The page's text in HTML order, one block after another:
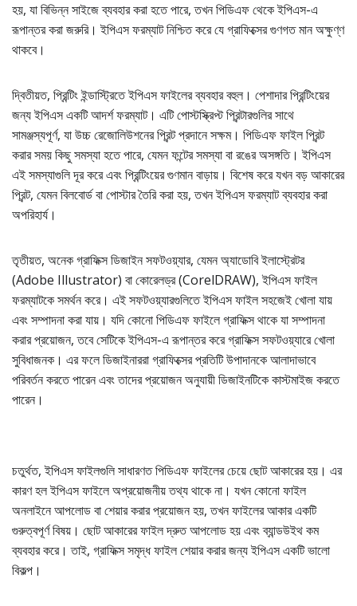
হয়, যা বিভিন্ন সাইজে ব্যবহার করা হতে পারে, তখন পিডিএফ থেকে ইপিএস-এ
রূপান্তর করা জরুরি। ইপিএস ফরম্যাট নিশ্চিত করে যে গ্রাফিক্সের গুণগত মান অক্ষুণ্ণ
থাকবে।
দ্বিতীয়ত, প্রিন্টিং ইন্ডাস্ট্রিতে ইপিএস ফাইলের ব্যবহার বহুল। পেশাদার প্রিন্টিংয়ের
জন্য ইপিএস একটি আদর্শ ফরম্যাট। এটি পোস্টস্ক্রিপ্ট প্রিন্টারগুলির সাথে
সামঞ্জস্যপূর্ণ, যা উচ্চ রেজোলিউশনের প্রিন্ট প্রদানে সক্ষম। পিডিএফ ফাইল প্রিন্ট
করার সময় কিছু সমস্যা হতে পারে, যেমন ফন্টের সমস্যা বা রঙের অসঙ্গতি। ইপিএস
এই সমস্যাগুলি দূর করে এবং প্রিন্টিংয়ের গুণমান বাড়ায়। বিশেষ করে যখন বড় আকারের
প্রিন্ট, যেমন বিলবোর্ড বা পোস্টার তৈরি করা হয়, তখন ইপিএস ফরম্যাট ব্যবহার করা
অপরিহার্য।
তৃতীয়ত, অনেক গ্রাফিক্স ডিজাইন সফটওয়্যার, যেমন অ্যাডোবি ইলাস্ট্রেটর
(Adobe Illustrator) বা কোরেলড্র (CorelDRAW), ইপিএস ফাইল
ফরম্যাটকে সমর্থন করে। এই সফটওয়্যারগুলিতে ইপিএস ফাইল সহজেই খোলা যায়
এবং সম্পাদনা করা যায়। যদি কোনো পিডিএফ ফাইলে গ্রাফিক্স থাকে যা সম্পাদনা
করার প্রয়োজন, তবে সেটিকে ইপিএস-এ রূপান্তর করে গ্রাফিক্স সফটওয়্যারে খোলা
সুবিধাজনক। এর ফলে ডিজাইনাররা গ্রাফিক্সের প্রতিটি উপাদানকে আলাদাভাবে
পরিবর্তন করতে পারেন এবং তাদের প্রয়োজন অনুযায়ী ডিজাইনটিকে কাস্টমাইজ করতে
পারেন।
চতুর্থত, ইপিএস ফাইলগুলি সাধারণত পিডিএফ ফাইলের চেয়ে ছোট আকারের হয়। এর
কারণ হল ইপিএস ফাইলে অপ্রয়োজনীয় তথ্য থাকে না। যখন কোনো ফাইল
অনলাইনে আপলোড বা শেয়ার করার প্রয়োজন হয়, তখন ফাইলের আকার একটি
গুরুত্বপূর্ণ বিষয়। ছোট আকারের ফাইল দ্রুত আপলোড হয় এবং ব্যান্ডউইথ কম
ব্যবহার করে। তাই, গ্রাফিক্স সমৃদ্ধ ফাইল শেয়ার করার জন্য ইপিএস একটি ভালো
বিকল্প।